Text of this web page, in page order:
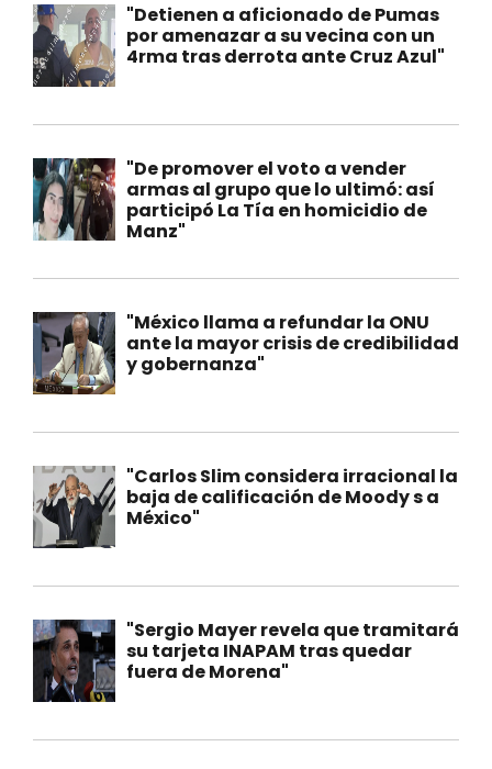
"Detienen a aficionado de Pumas
por amenazar a su vecina con un
4rma tras derrota ante Cruz Azul"
"De promover el voto a vender
armas al grupo que lo ultimó: así
participó La Tía en homicidio de
Manz"
"México llama a refundar la ONU
ante la mayor crisis de credibilidad
y gobernanza"
"Carlos Slim considera irracional la
baja de calificación de Moody s a
México"
"Sergio Mayer revela que tramitará
su tarjeta INAPAM tras quedar
fuera de Morena"